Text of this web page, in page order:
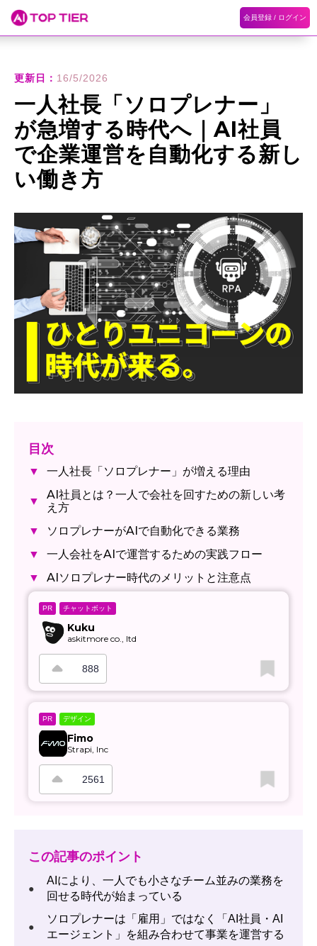
会員登録 / ログイン
更新日： 16/5/2026
一人社長「ソロプレナー」
が急増する時代へ｜AI社員
で企業運営を自動化する新し
い働き方
目次
▼ 一人社長「ソロプレナー」が増える理由
▼
AI社員とは？一人で会社を回すための新しい考
え方
▼ ソロプレナーがAIで自動化できる業務
▼ 一人会社をAIで運営するための実践フロー
▼ AIソロプレナー時代のメリットと注意点
PR チャットボット
Kuku
askitmore co., ltd
888
PR デザイン
Fimo
Strapi, Inc
2561
この記事のポイント
●
AIにより、一人でも小さなチーム並みの業務を
回せる時代が始まっている
●
ソロプレナーは「雇用」ではなく「AI社員・AI
エージェント」を組み合わせて事業を運営する
ホーム 記事